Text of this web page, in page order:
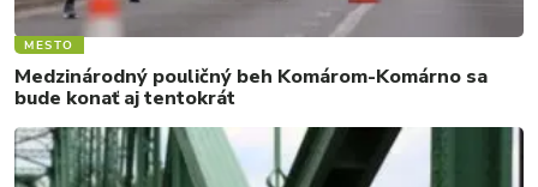
MESTO
Medzinárodný pouličný beh Komárom-Komárno sa
bude konať aj tentokrát